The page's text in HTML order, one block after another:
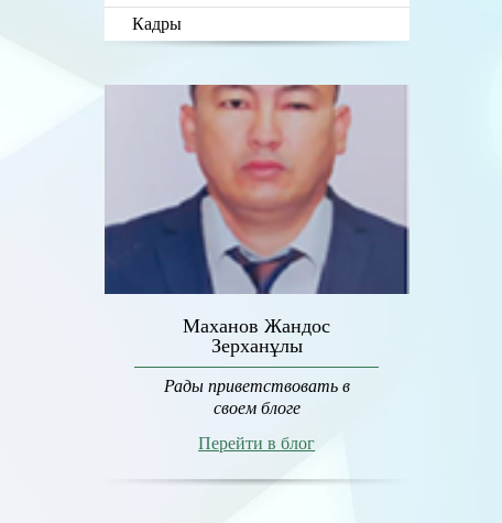
Кадры
Маханов Жандос
Зерханұлы
Рады приветствовать в
своем блоге
Перейти в блог